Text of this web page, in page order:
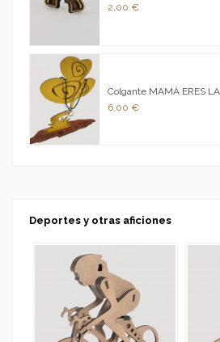
2,00 €
Colgante MAMÁ ERES
6,00 €
Deportes y otras aficiones